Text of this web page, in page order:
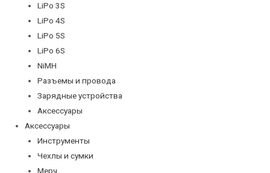
LiPo 3S
LiPo 4S
LiPo 5S
LiPo 6S
NiMH
Разъемы и провода
Зарядные устройства
Аксессуары
Аксессуары
Инструменты
Чехлы и сумки
Мерч